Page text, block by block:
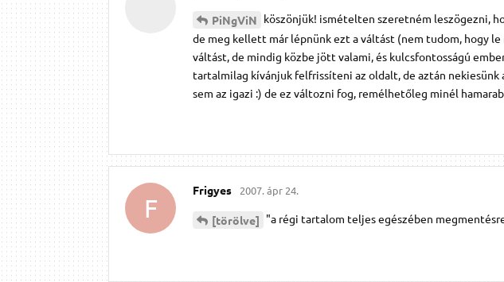
PiNgViN köszönjük! ismételten szeretném leszögezni,
de meg kellett már lépnünk ezt a váltást (nem tudom, hogy
váltást, de mindig közbe jött valami, és kulcsfontosságú
tartalmilag kívánjuk felfrissíteni az oldalt, de aztán
sem az igazi :) de ez változni fog, remélhetőleg minél
F
Frigyes 2007. ápr 24.
[törölve] "a régi tartalom teljes egészében